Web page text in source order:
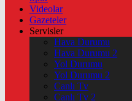
Videolar
Gazeteler
Servisler
Hava Durumu
Hava Durumu 2
Yol Durumu
Yol Durumu 2
Canlı Tv
Canlı Tv 2